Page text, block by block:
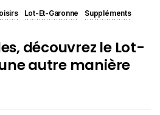
Lot-Et-Garonne
Suppléments
découvrez le Lot-
autre manière